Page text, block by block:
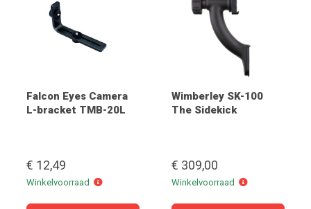
Falcon Eyes Camera
L-bracket TMB-20L
€ 12,49
Winkelvoorraad Winkelvoorraad
Wimberley SK-100
The Sidekick
€ 309,00
Winkelvoorraad Winkelvoorraad